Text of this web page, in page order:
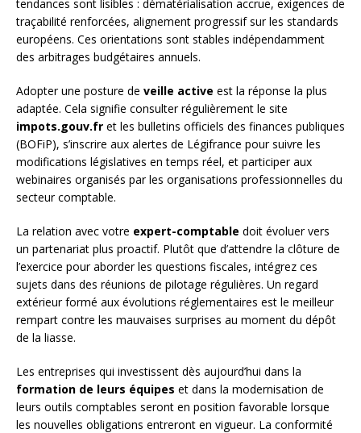
tendances sont lisibles : dématérialisation accrue, exigences de
traçabilité renforcées, alignement progressif sur les standards
européens. Ces orientations sont stables indépendamment
des arbitrages budgétaires annuels.
Adopter une posture de veille active est la réponse la plus
adaptée. Cela signifie consulter régulièrement le site
impots.gouv.fr et les bulletins officiels des finances publiques
(BOFiP), s’inscrire aux alertes de Légifrance pour suivre les
modifications législatives en temps réel, et participer aux
webinaires organisés par les organisations professionnelles du
secteur comptable.
La relation avec votre expert-comptable doit évoluer vers
un partenariat plus proactif. Plutôt que d’attendre la clôture de
l’exercice pour aborder les questions fiscales, intégrez ces
sujets dans des réunions de pilotage régulières. Un regard
extérieur formé aux évolutions réglementaires est le meilleur
rempart contre les mauvaises surprises au moment du dépôt
de la liasse.
Les entreprises qui investissent dès aujourd’hui dans la
formation de leurs équipes et dans la modernisation de
leurs outils comptables seront en position favorable lorsque
les nouvelles obligations entreront en vigueur. La conformité